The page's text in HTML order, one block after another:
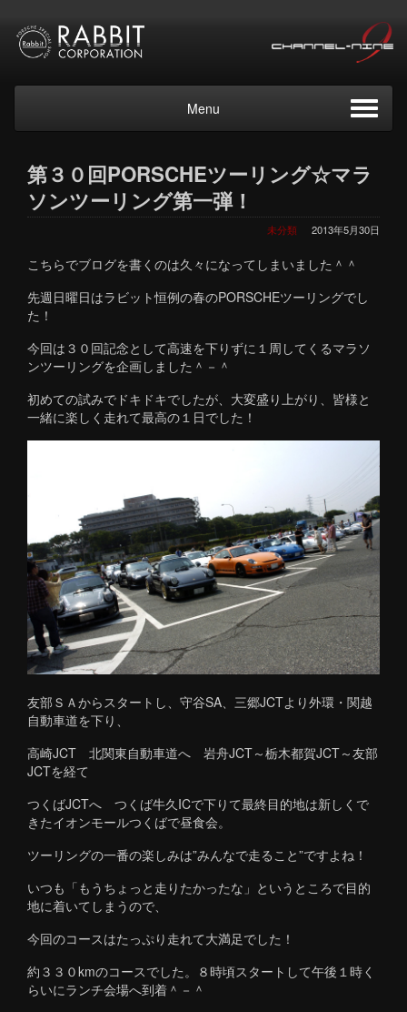
Menu
第３０回PORSCHEツーリング☆マラ
ソンツーリング第一弾！
2013年5月30日
未分類
こちらでブログを書くのは久々になってしまいました＾＾
先週日曜日はラビット恒例の春のPORSCHEツーリングでし
た！
今回は３０回記念として高速を下りずに１周してくるマラソ
ンツーリングを企画しました＾－＾
初めての試みでドキドキでしたが、大変盛り上がり、皆様と
一緒に楽しく走れて最高の１日でした！
友部ＳＡからスタートし、守谷SA、三郷JCTより外環・関越
自動車道を下り、
高崎JCT 北関東自動車道へ 岩舟JCT～栃木都賀JCT～友部
JCTを経て
つくばJCTへ つくば牛久ICで下りて最終目的地は新しくで
きたイオンモールつくばで昼食会。
ツーリングの一番の楽しみは”みんなで走ること”ですよね！
いつも「もうちょっと走りたかったな」というところで目的
地に着いてしまうので、
今回のコースはたっぷり走れて大満足でした！
約３３０kmのコースでした。８時頃スタートして午後１時く
らいにランチ会場へ到着＾－＾